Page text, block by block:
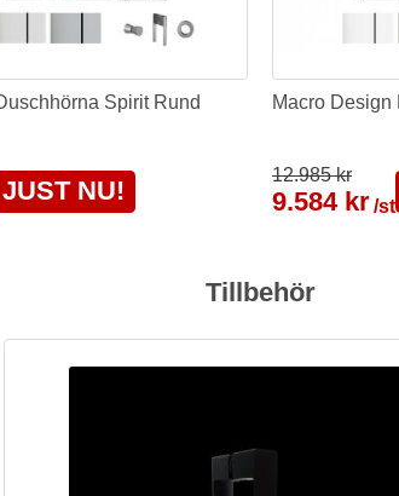
Spirit Rund
JUST NU!
Macro Design
12.985 kr
9.584 kr/st
Tillbehör